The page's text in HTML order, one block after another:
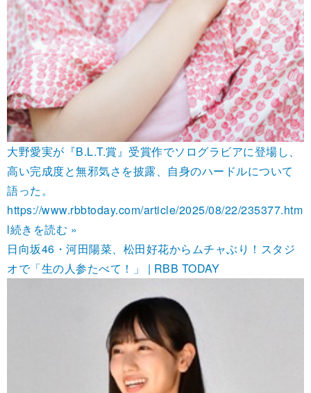
大野愛実が『B.L.T.賞』受賞作でソログラビアに登場し、
高い完成度と無邪気さを披露、自身のハードルについて
語った。
https://www.rbbtoday.com/article/2025/08/22/235377.htm
l続きを読む »
日向坂46・河田陽菜、松田好花からムチャぶり！スタジ
オで「生の人参たべて！」 | RBB TODAY